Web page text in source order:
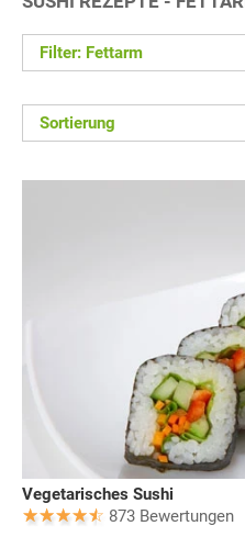
Filter: Fettarm
Sortierung
Vegetarisches Sushi
873 Bewertungen